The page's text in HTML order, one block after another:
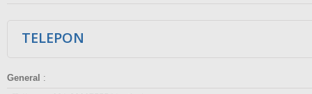
TELEPON
General :